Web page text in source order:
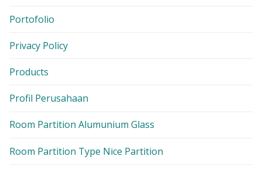
Portofolio
Privacy Policy
Products
Profil Perusahaan
Room Partition Alumunium Glass
Room Partition Type Nice Partition